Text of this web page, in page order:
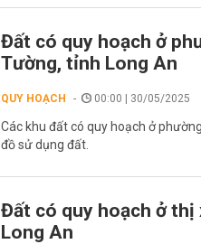
Đất có quy hoạch ở
Tường, tỉnh Long An
QUY HOẠCH 00:00 | 30/05/2025
Các khu đất có quy hoạch ở
đồ sử dụng đất.
Đất có quy hoạch ở thị
Long An